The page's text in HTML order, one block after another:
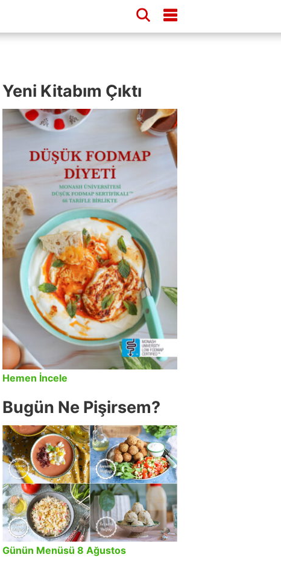
Yeni Kitabım Çıktı
Hemen İncele
Bugün Ne Pişirsem?
Günün Menüsü 8 Ağustos